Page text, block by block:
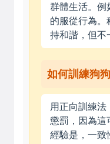
群體生活。例
的服從行為。
持和諧，但不
如何訓練狗
用正向訓練
懲罰，因為這
經驗是，一致